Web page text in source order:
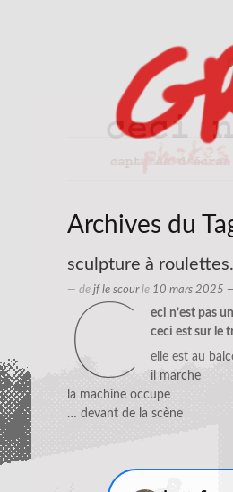
Archives du
sculpture à
— de jf le scourle 10 mars 2025
c
eci n’est pas
ceci est sur le
elle est au
il marche
la machine occupe
… devant de la scène